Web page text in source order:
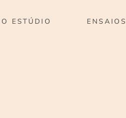
O ESTÚDIO ENSAIOS